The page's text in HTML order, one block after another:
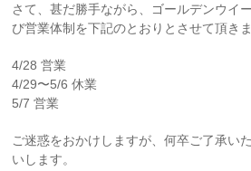
さて、甚だ勝手ながら、ゴールデンウイ
び営業体制を下記のとおりとさせて頂きま
4/28 営業
4/29〜5/6 休業
5/7 営業
ご迷惑をおかけしますが、何卒ご了承い
いします。